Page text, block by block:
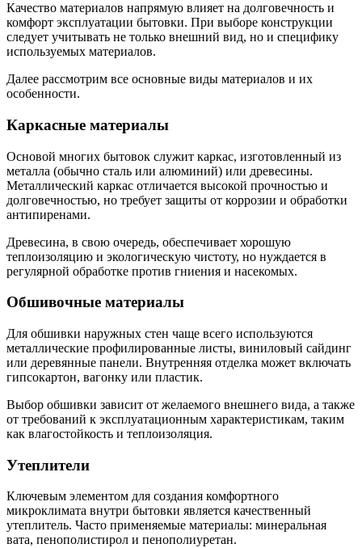
Качество материалов напрямую влияет на долговечность и
комфорт эксплуатации бытовки. При выборе конструкции
следует учитывать не только внешний вид, но и специфику
используемых материалов.
Далее рассмотрим все основные виды материалов и их
особенности.
Каркасные материалы
Основой многих бытовок служит каркас, изготовленный из
металла (обычно сталь или алюминий) или древесины.
Металлический каркас отличается высокой прочностью и
долговечностью, но требует защиты от коррозии и обработки
антипиренами.
Древесина, в свою очередь, обеспечивает хорошую
теплоизоляцию и экологическую чистоту, но нуждается в
регулярной обработке против гниения и насекомых.
Обшивочные материалы
Для обшивки наружных стен чаще всего используются
металлические профилированные листы, виниловый сайдинг
или деревянные панели. Внутренняя отделка может включать
гипсокартон, вагонку или пластик.
Выбор обшивки зависит от желаемого внешнего вида, а также
от требований к эксплуатационным характеристикам, таким
как влагостойкость и теплоизоляция.
Утеплители
Ключевым элементом для создания комфортного
микроклимата внутри бытовки является качественный
утеплитель. Часто применяемые материалы: минеральная
вата, пенополистирол и пенополиуретан.